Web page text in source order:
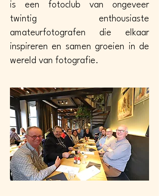
is een fotoclub van ongeveer
twintig enthousiaste
amateurfotografen die elkaar
inspireren en samen groeien in de
wereld van fotografie.